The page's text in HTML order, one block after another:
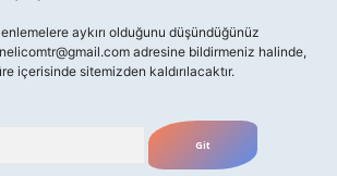
aykırı olduğunu düşündüğünüz
adresine bildirmeniz halinde,
içerisinde sitemizden kaldırılacaktır.